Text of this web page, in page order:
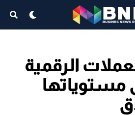
الرقمية
مستوياتها